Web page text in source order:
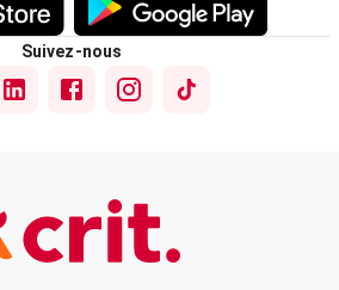
Suivez-nous